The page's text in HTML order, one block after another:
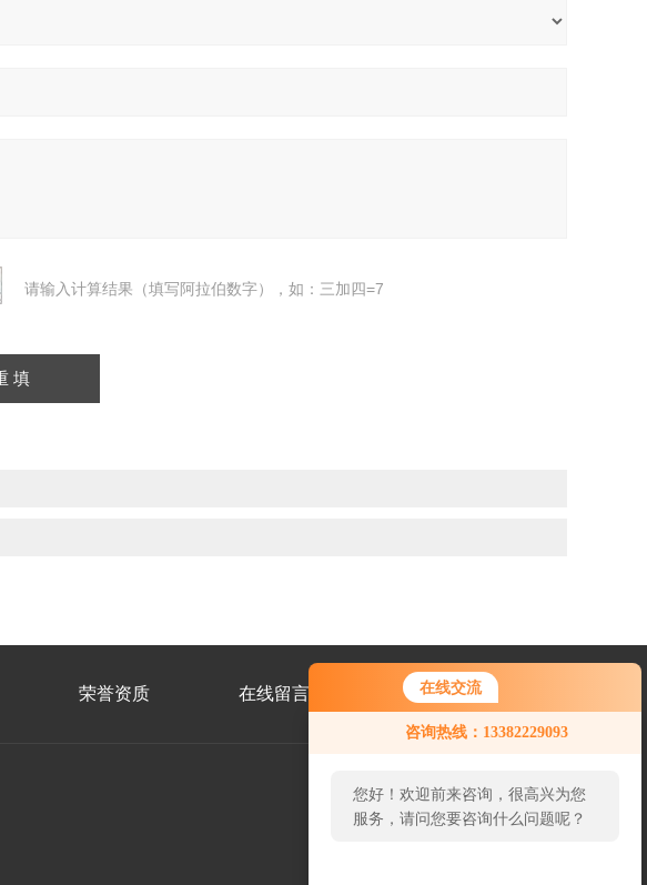
在线交流
咨询热线：13382229093
您好！欢迎前来咨询，很高兴为您
服务，请问您要咨询什么问题呢？
您好，看您停留很久了，是否找到
了需求产品，您可以直接在线与我
请输入计算结果（填写阿拉伯数字），如：三加四=7
荣誉资质 在线留言 联系我们